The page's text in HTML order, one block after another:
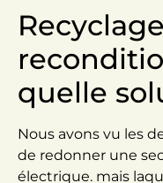
quelle
Nous avons vu les
de redonner une
électrique. mais